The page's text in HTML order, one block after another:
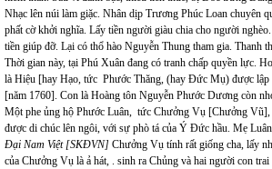
Nhạc lên núi làm giặc. Nhân dịp Trương Phúc Loan chuyên
phất cờ khởi nghĩa. Lấy tiền người giàu chia cho người
tiền giúp đỡ. Lại có thổ hào Nguyễn Thung tham gia. Thanh
Thời gian này, tại Phú Xuân đang có tranh chấp quyền lực.
là Hiệu [hay Hạo, tức Phước Thăng, (hay Đức Mụ) được lập
[năm 1760]. Con là Hoàng tôn Nguyễn Phước Dương còn
Một phe ủng hộ Phước Luân, tức Chưởng Vụ [Chưởng
được di chúc lên ngôi, với sự phò tá của Ý Đức hầu. Mẹ Luân
Đại Nam Việt [SKĐVN] Chưởng Vụ tính rất giống cha, lấy
của Chưởng Vụ là ả hát, . sinh ra Chủng và hai người con